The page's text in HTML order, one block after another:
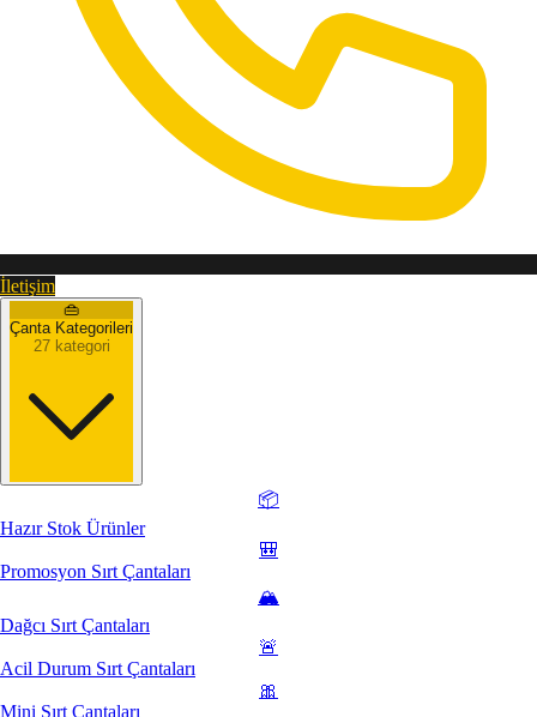
İletişim
👜
Çanta Kategorileri
27 kategori
📦
Hazır Stok Ürünler
🎒
Promosyon Sırt Çantaları
🏔️
Dağcı Sırt Çantaları
🚨
Acil Durum Sırt Çantaları
🎀
Mini Sırt Çantaları